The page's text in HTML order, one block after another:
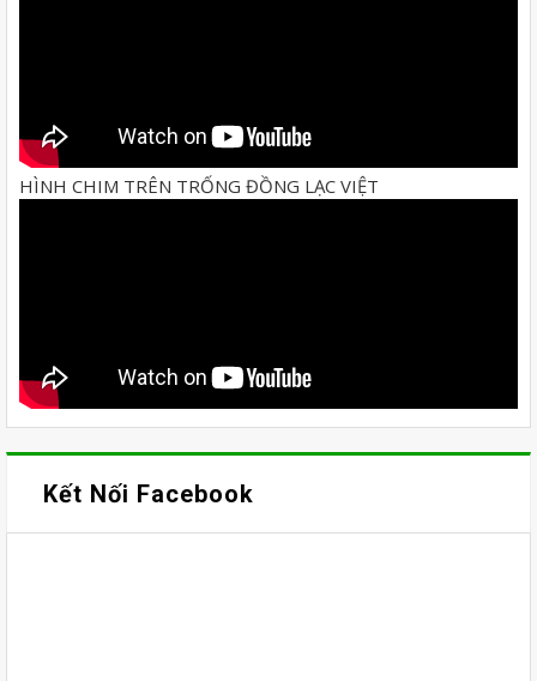
HÌNH CHIM TRÊN TRỐNG ĐỒNG LẠC VIỆT
Kết Nối Facebook